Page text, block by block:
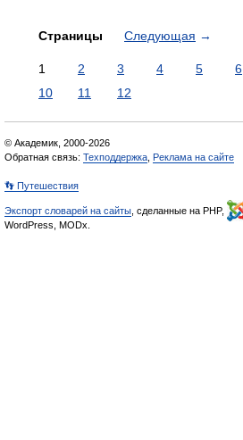
Страницы Следующая →
1 2 3 4 5 6
10
11 12
© Академик, 2000-2026
Обратная связь: Техподдержка Реклама на сайте
👣 Путешествия
Экспорт словарей на сайты , сделанные на PHP,
WordPress, MODx.